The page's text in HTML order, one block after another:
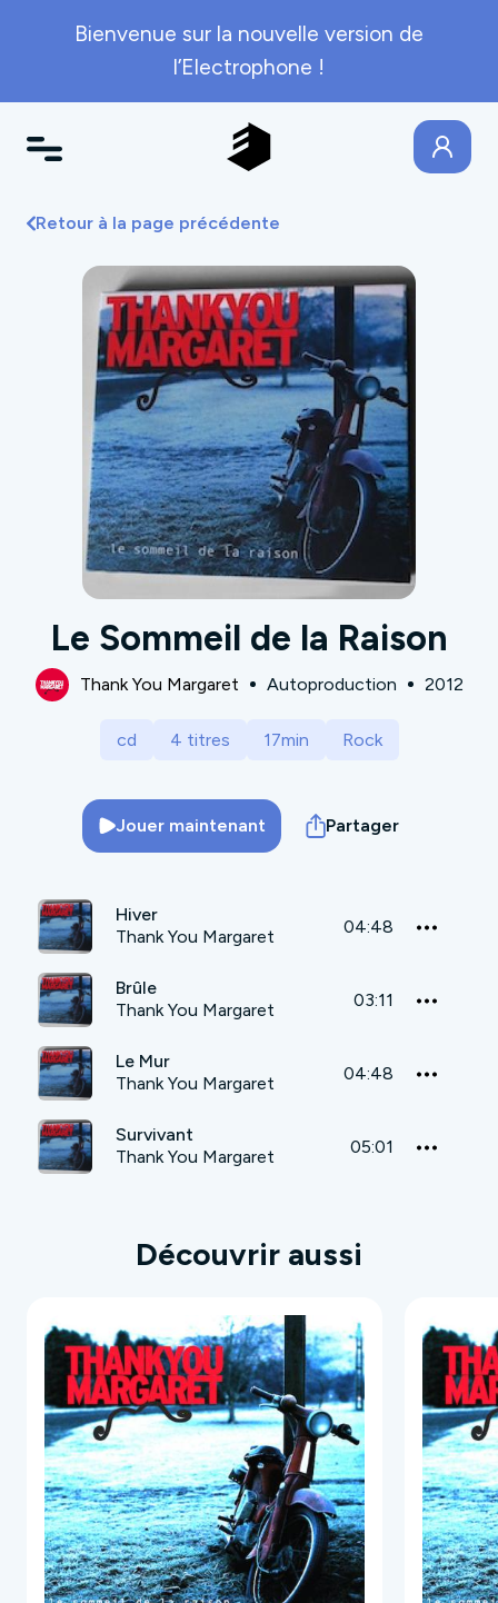
Bienvenue sur la nouvelle version de
l’Electrophone !
Retour à la page précédente
Le Sommeil de la Raison
Thank You Margaret Autoproduction 2012
cd 4 titres 17min Rock
Jouer maintenant Partager
Hiver
Thank You Margaret
04:48
Brûle
Thank You Margaret
03:11
Le Mur
Thank You Margaret
04:48
Survivant
Thank You Margaret
05:01
Découvrir aussi